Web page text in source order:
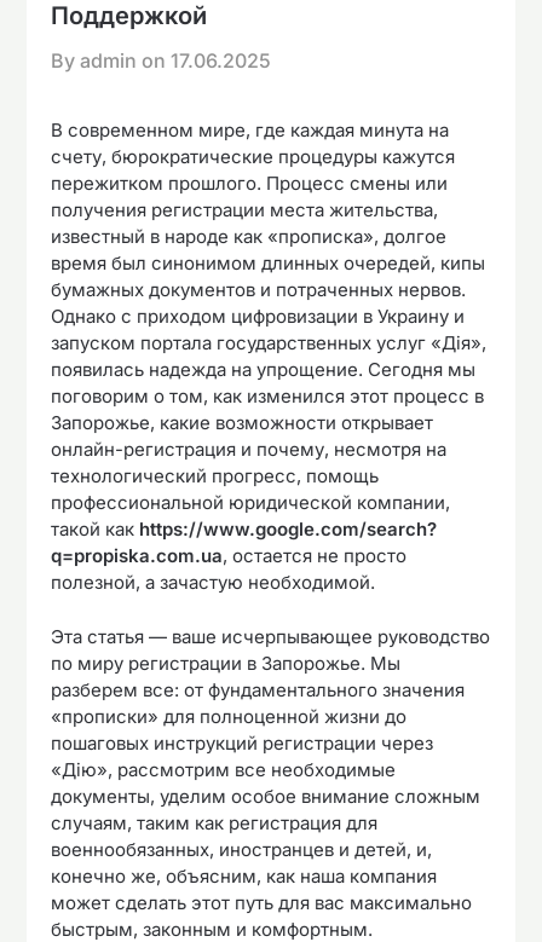
Поддержкой
By admin on17.06.2025
В современном мире, где каждая минута на
счету, бюрократические процедуры кажутся
пережитком прошлого. Процесс смены или
получения регистрации места жительства,
известный в народе как «прописка», долгое
время был синонимом длинных очередей, кипы
бумажных документов и потраченных нервов.
Однако с приходом цифровизации в Украину и
запуском портала государственных услуг «Дія»,
появилась надежда на упрощение. Сегодня мы
поговорим о том, как изменился этот процесс в
Запорожье, какие возможности открывает
онлайн-регистрация и почему, несмотря на
технологический прогресс, помощь
профессиональной юридической компании,
такой как https://www.google.com/search?
q=propiska.com.ua, остается не просто
полезной, а зачастую необходимой.
Эта статья — ваше исчерпывающее руководство
по миру регистрации в Запорожье. Мы
разберем все: от фундаментального значения
«прописки» для полноценной жизни до
пошаговых инструкций регистрации через
«Дію», рассмотрим все необходимые
документы, уделим особое внимание сложным
случаям, таким как регистрация для
военнообязанных, иностранцев и детей, и,
конечно же, объясним, как наша компания
может сделать этот путь для вас максимально
быстрым, законным и комфортным.